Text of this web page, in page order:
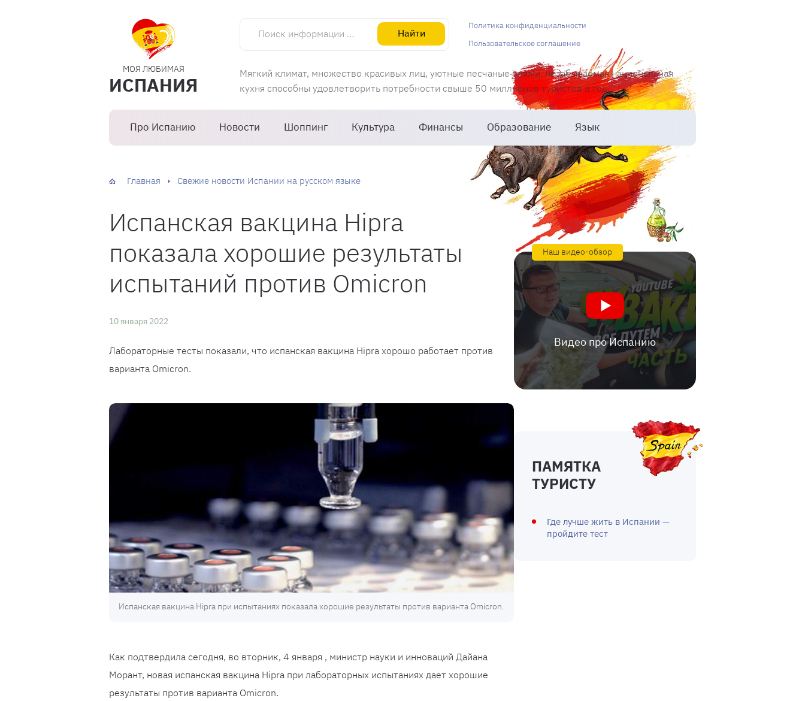
МОЯ ЛЮБИМАЯ
ИСПАНИЯ
Поиск информации об Испании
Найти
Мягкий климат, множество красивых лиц, уютные песчаные пляжи, незабываемая национальная
кухня способны удовлетворить потребности свыше 50 миллионов туристов в год.
Про Испанию Новости Шоппинг Культура Финансы Образование Язык
Политика конфиденциальности
Пользовательское соглашение
Главная Свежие новости Испании на русском языке
Испанская вакцина Hipra
показала хорошие результаты
испытаний против Omicron
10 января 2022
Лабораторные тесты показали, что испанская вакцина Hipra хорошо работает против
варианта Omicron.
Испанская вакцина Hipra при испытаниях показала хорошие результаты против варианта Omicron.
Как подтвердила сегодня, во вторник, 4 января , министр науки и инноваций Дайана
Морант, новая испанская вакцина Hipra при лабораторных испытаниях дает хорошие
результаты против варианта Omicron.
Наш видео-обзор
Видео про Испанию
ПАМЯТКА
ТУРИСТУ
Где лучше жить в Испании —
пройдите тест